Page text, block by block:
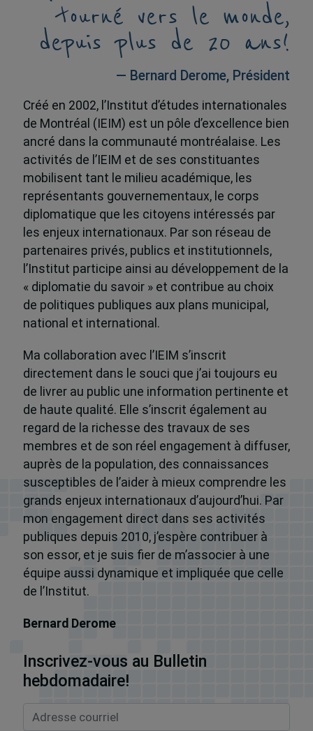
tourné vers le monde,
depuis plus de 20 ans!
— Bernard Derome, Président
Créé en 2002, l’Institut d’études internationales
de Montréal (IEIM) est un pôle d’excellence bien
ancré dans la communauté montréalaise. Les
activités de l’IEIM et de ses constituantes
mobilisent tant le milieu académique, les
représentants gouvernementaux, le corps
diplomatique que les citoyens intéressés par
les enjeux internationaux. Par son réseau de
partenaires privés, publics et institutionnels,
l’Institut participe ainsi au développement de la
« diplomatie du savoir » et contribue au choix
de politiques publiques aux plans municipal,
national et international.
Ma collaboration avec l’IEIM s’inscrit
directement dans le souci que j’ai toujours eu
de livrer au public une information pertinente et
de haute qualité. Elle s’inscrit également au
regard de la richesse des travaux de ses
membres et de son réel engagement à diffuser,
auprès de la population, des connaissances
susceptibles de l’aider à mieux comprendre les
grands enjeux internationaux d’aujourd’hui. Par
mon engagement direct dans ses activités
publiques depuis 2010, j’espère contribuer à
son essor, et je suis fier de m’associer à une
équipe aussi dynamique et impliquée que celle
de l’Institut.
Bernard Derome
Inscrivez-vous au Bulletin
hebdomadaire!